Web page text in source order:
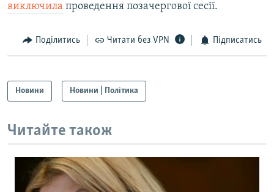
виключила проведення позачергової сесії.
Поділитись Читати без VPN Підписатись
Новини Новини | Політика
Читайте також